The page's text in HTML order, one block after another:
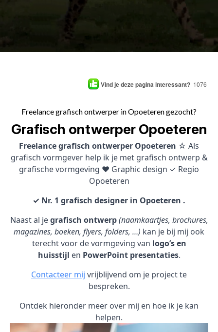
Vind je deze pagina interessant? 1076
Freelance grafisch ontwerper in Opoeteren gezocht?
Grafisch ontwerper Opoeteren
Freelance grafisch ontwerper Opoeteren ☆ Als
grafisch vormgever help ik je met grafisch ontwerp &
grafische vormgeving ♥ Graphic design ✓ Regio
Opoeteren
✓ Nr. 1 grafisch designer in Opoeteren .
Naast al jegrafisch ontwerp (naamkaartjes, brochures,
magazines, boeken, flyers, folders, …) kan je bij mij ook
terecht voor de vormgeving van logo’s en
huisstijl en PowerPoint presentaties.
Contacteer mij vrijblijvend om je project te
bespreken.
Ontdek hieronder meer over mij en hoe ik je kan
helpen.